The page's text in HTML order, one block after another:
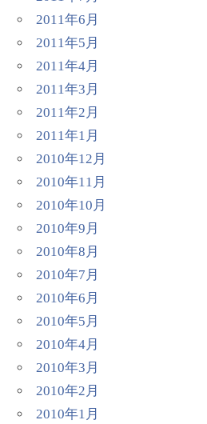
2011年6月
2011年5月
2011年4月
2011年3月
2011年2月
2011年1月
2010年12月
2010年11月
2010年10月
2010年9月
2010年8月
2010年7月
2010年6月
2010年5月
2010年4月
2010年3月
2010年2月
2010年1月